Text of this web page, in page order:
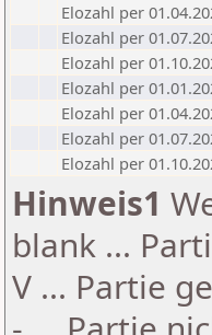
Elozahl per
Elozahl per
Elozahl per
Elozahl per
Elozahl per
Elozahl per
Elozahl per
Hinweis1
blank ...
V ... Partie